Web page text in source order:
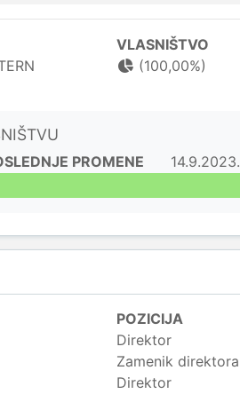
VLASNIŠTVO
(100,00%)
PROMENE 14.9.2023.
POZICIJA
Direktor
Zamenik direktora
Direktor